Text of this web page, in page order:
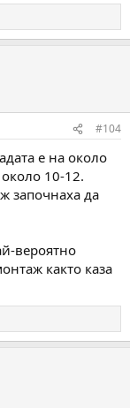
#104
е на около
10-12.
започнаха да
вероятно
както каза